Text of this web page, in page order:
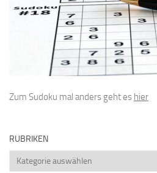
Zum Sudoku mal anders geht es hier
RUBRIKEN
Rubriken